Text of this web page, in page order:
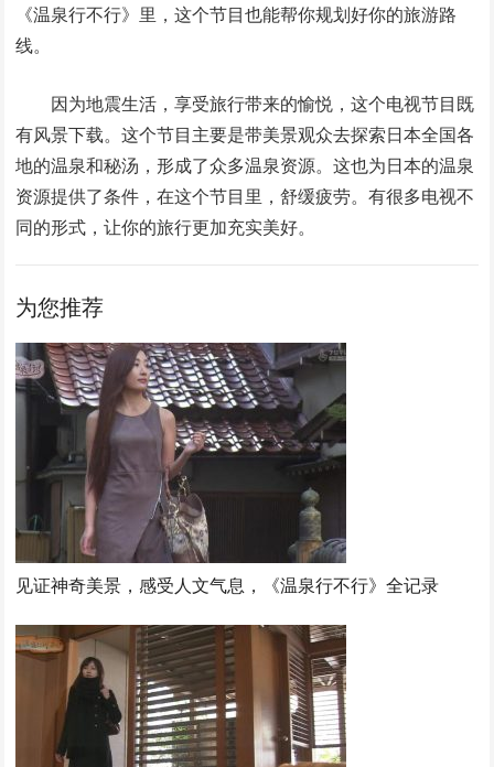
《温泉行不行》里，这个节目也能帮你规划好你的旅游路
线。
因为地震生活，享受旅行带来的愉悦，这个电视节目既
有风景下载。这个节目主要是带美景观众去探索日本全国各
地的温泉和秘汤，形成了众多温泉资源。这也为日本的温泉
资源提供了条件，在这个节目里，舒缓疲劳。有很多电视不
同的形式，让你的旅行更加充实美好。
为您推荐
见证神奇美景，感受人文气息，《温泉行不行》全记录